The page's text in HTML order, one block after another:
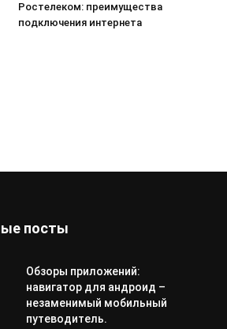
Ростелеком: преимущества
подключения интернета
посты
Обзоры приложений:
навигатор для андроид –
незаменимый мобильный
путеводитель.